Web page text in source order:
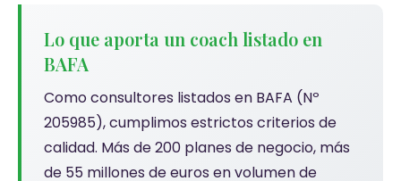
Lo que aporta un coach listado en
BAFA
Como consultores listados en BAFA (Nº
205985), cumplimos estrictos criterios de
calidad. Más de 200 planes de negocio, más
de 55 millones de euros en volumen de